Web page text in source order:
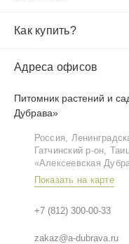
Как купить?
Адреса офисов
Питомник растений и
Дубрава»
Россия,
Гатчинский р‑он,
«Алексеевская
Показать на карте
+7 (812) 300-00-33
zakaz@a-dubrava.ru